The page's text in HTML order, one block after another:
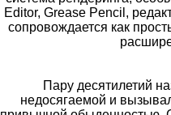
Editor, Grease Pencil,
сопровождается как
Пару десятилетий
недосягаемой и